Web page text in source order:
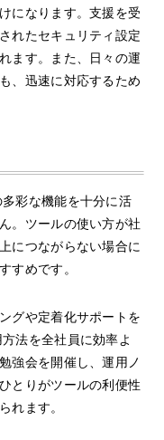
になります。支援を受
れたセキュリティ設定
ます。また、日々の運
、迅速に対応するため
彩な機能を十分に活
。ツールの使い方が社
につながらない場合に
すめです。
グや定着化サポートを
法を全社員に効率よ
強会を開催し、運用ノ
とりがツールの利便性
れます。